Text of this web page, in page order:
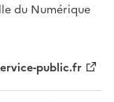
du Numérique
public.fr